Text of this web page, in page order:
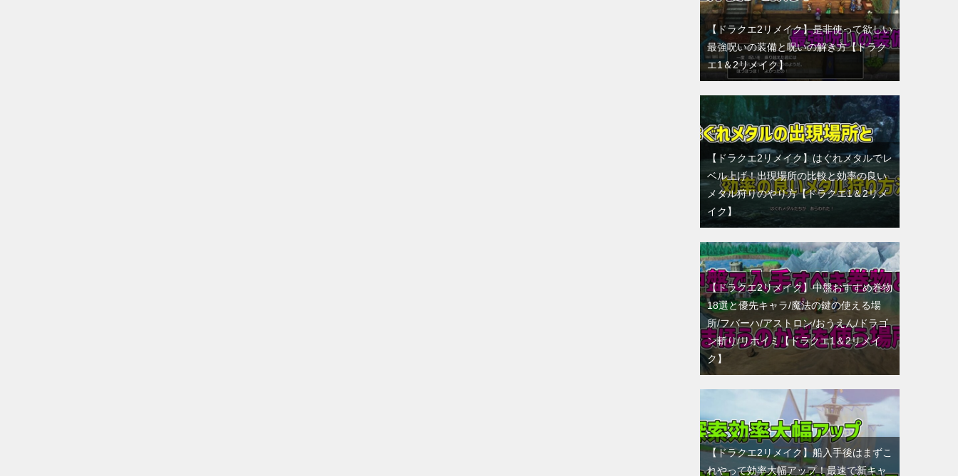
【ドラクエ2リメイク】是非使って欲しい
最強呪いの装備と呪いの解き方【ドラク
エ1＆2リメイク】
【ドラクエ2リメイク】はぐれメタルでレ
ベル上げ！出現場所の比較と効率の良い
メタル狩りのやり方【ドラクエ1＆2リメ
イク】
【ドラクエ2リメイク】中盤おすすめ巻物
18選と優先キャラ/魔法の鍵の使える場
所/フバーハ/アストロン/おうえん/ドラゴ
ン斬り/リホイミ【ドラクエ1＆2リメイ
ク】
【ドラクエ2リメイク】船入手後はまずこ
れやって効率大幅アップ！最速で新キャ